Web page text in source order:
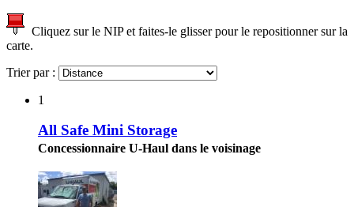
Cliquez sur le NIP et faites-le glisser pour le repositionner sur la
carte.
Trier par :
1
All Safe Mini Storage
Concessionnaire U-Haul dans le voisinage